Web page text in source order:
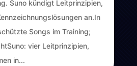
Suno kündigt Leitprinzipien,
an.In
Songs im Training;
vier Leitprinzipien,
in...